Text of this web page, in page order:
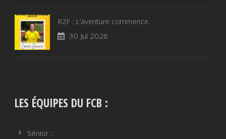
R2F : L’aventure commence.
30 Jul 2026
LES ÉQUIPES DU FCB :
Sénior :